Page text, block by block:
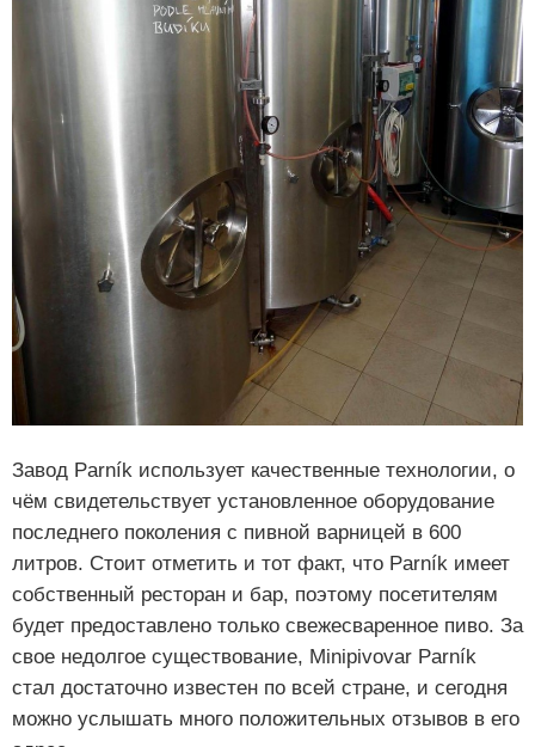
Завод Parník использует качественные технологии, о
чём свидетельствует установленное оборудование
последнего поколения с пивной варницей в 600
литров. Стоит отметить и тот факт, что Parník имеет
собственный ресторан и бар, поэтому посетителям
будет предоставлено только свежесваренное пиво. За
свое недолгое существование, Minipivovar Parník
стал достаточно известен по всей стране, и сегодня
можно услышать много положительных отзывов в его